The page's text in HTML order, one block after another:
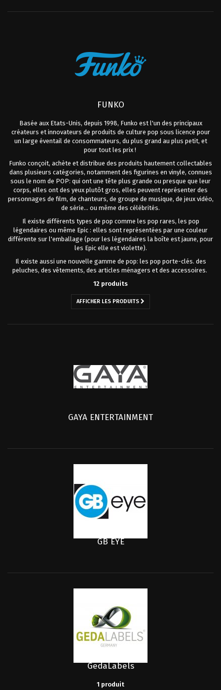
FUNKO
Basée aux Etats-Unis, depuis 1998, Funko est l'un des principaux
créateurs et innovateurs de produits de culture pop sous licence pour
un large éventail de consommateurs, du plus grand au plus petit, et
pour tout les prix !
Funko conçoit, achète et distribue des produits hautement collectables
dans plusieurs catégories, notamment des figurines en vinyle, connues
sous le nom de POP: qui ont une tête plus grande ou presque que leur
corps, elles ont des yeux plutôt gros, elles peuvent représenter des
personnages de film, de chanteurs, de groupe de musique, de jeux vidéo,
de série... ou même des célébrités.
Il existe différents types de pop comme les pop rares, les pop
légendaires ou même Epic : elles sont représentées par une couleur
différente sur l'emballage (pour les légendaires la boîte est jaune, pour
les Epic elle est violette).
Il existe aussi une nouvelle gamme de pop: les pop porte-clés. des
peluches, des vêtements, des articles ménagers et des accessoires.
12 produits
AFFICHER LES PRODUITS
GAYA ENTERTAINMENT
GB EYE
GedaLabels
1 produit